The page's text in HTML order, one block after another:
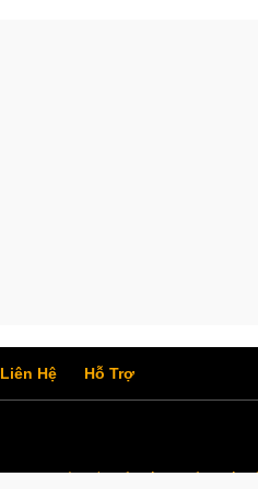
Liên Hệ Hỗ Trợ
Chính Sách Bảo Mật Thỏa Thuận